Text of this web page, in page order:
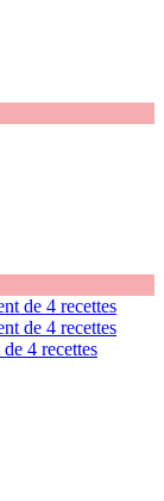
4 recettes